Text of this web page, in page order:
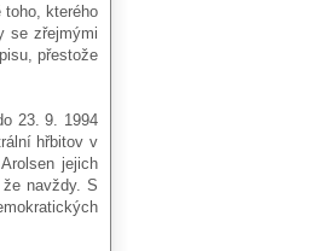
kterého
se zřejmými
přestože
23. 9. 1994
hřbitov v
jejich
navždy. S